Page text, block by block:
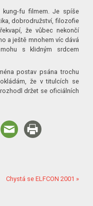
fu filmem. Je spíše
dobrodružství, filozofie
že vůbec nekončí
a ještě mnohem víc dává
s klidným srdcem
postav psána trochu
že v titulcích se
držet se oficiálních
Chystá se ELFCON 2001 »